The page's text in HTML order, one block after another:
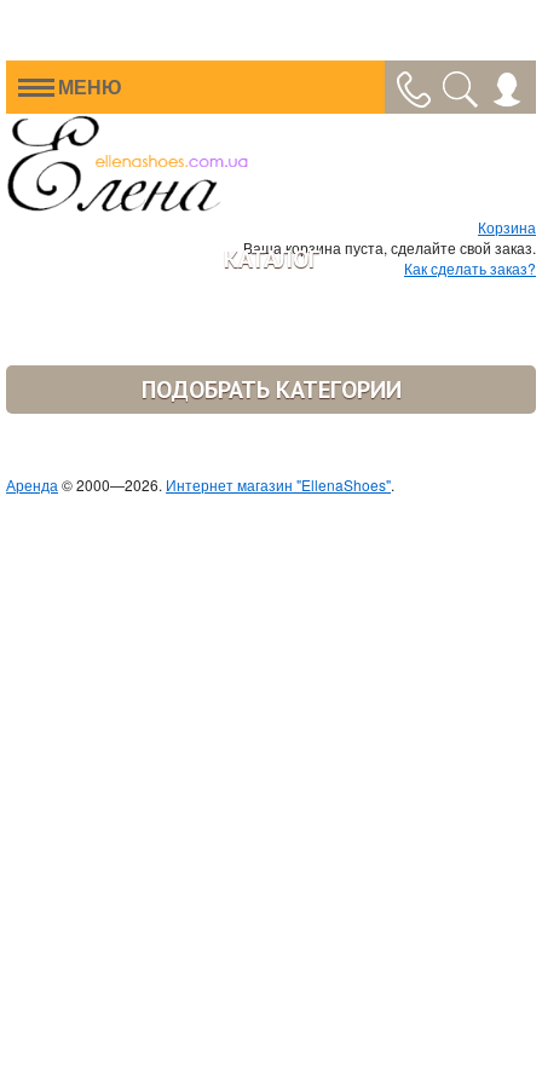
МЕНЮ
Корзина
Ваша корзина пуста, сделайте свой заказ.
Как сделать заказ?
КАТАЛОГ
ПОДОБРАТЬ КАТЕГОРИИ
Аренда © 2000—2026. Интернет магазин "EllenaShoes".